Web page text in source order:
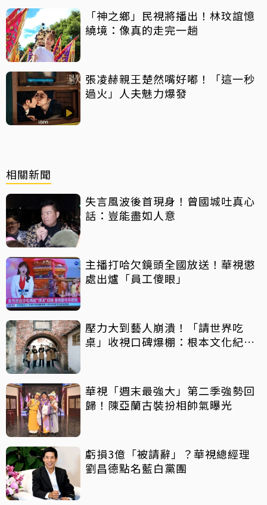
「神之鄉」民視將播出！林玟誼憶
繞境：像真的走完一趟
張凌赫親王楚然嘴好嘟！「這一秒
過火」人夫魅力爆發
相關新聞
失言風波後首現身！曾國城吐真心
話：豈能盡如人意
主播打哈欠鏡頭全國放送！華視懲
處出爐「員工傻眼」
壓力大到藝人崩潰！「請世界吃
桌」收視口碑爆棚：根本文化紀錄
華視「週末最強大」第二季強勢回
歸！陳亞蘭古裝扮相帥氣曝光
虧損3億「被請辭」？華視總經理
劉昌德點名藍白黨團